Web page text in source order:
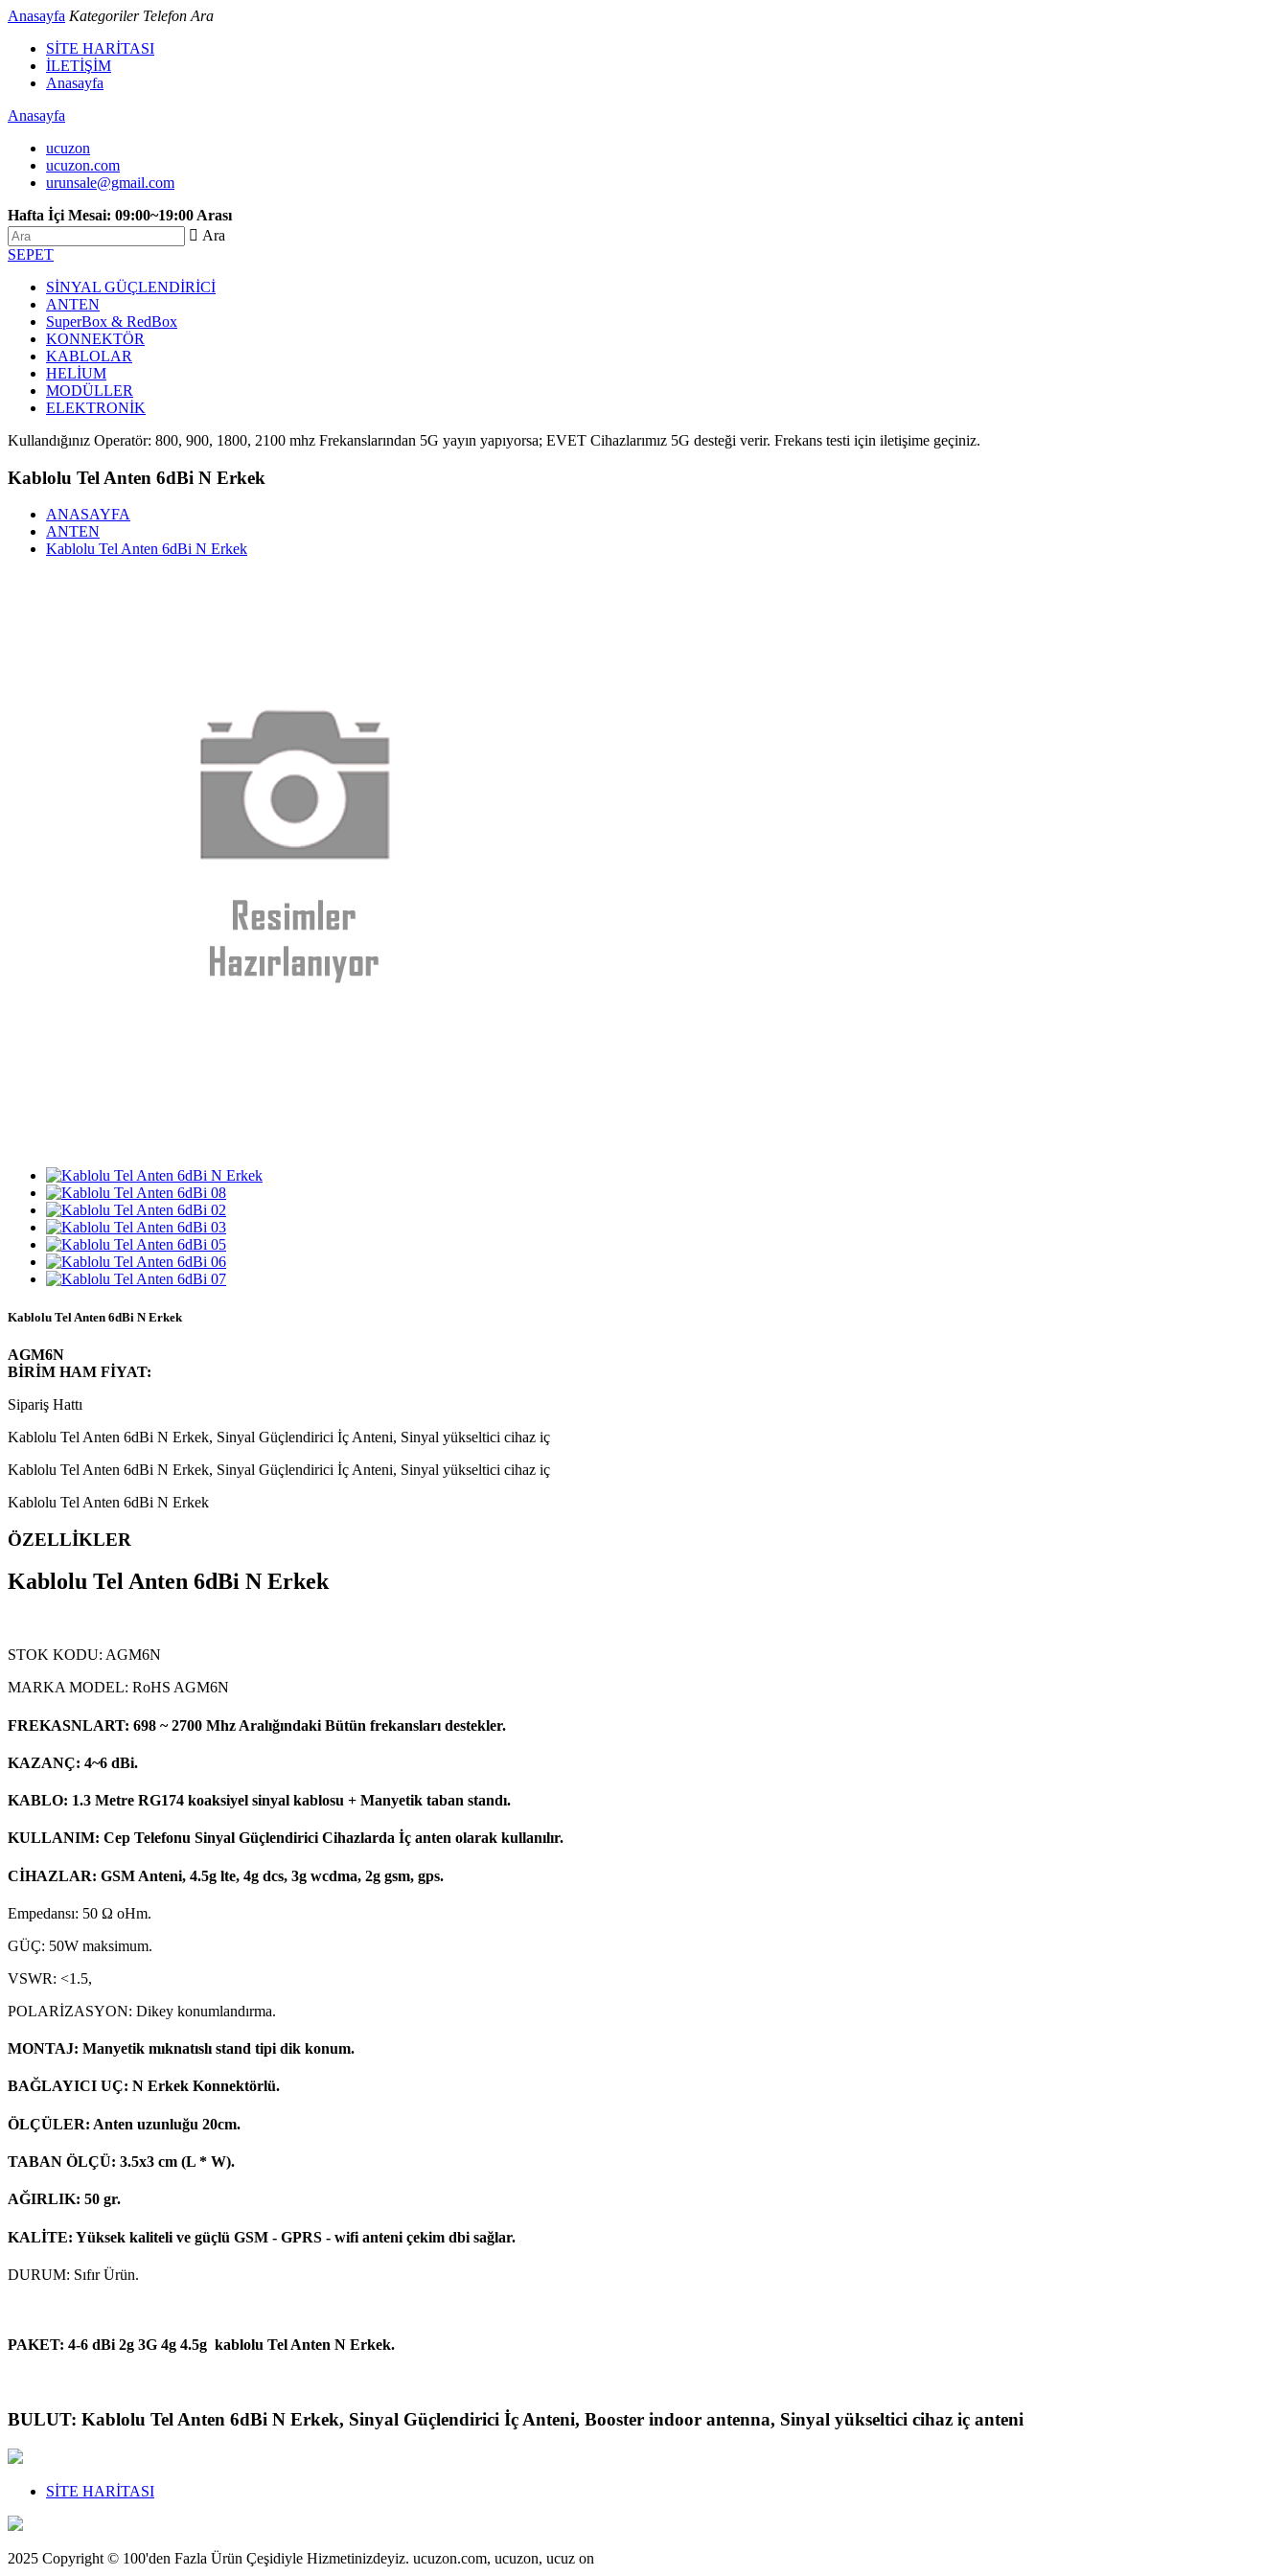
Anasayfa Kategoriler Telefon Ara
SİTE HARİTASI
İLETİŞİM
Anasayfa
Anasayfa
ucuzon
ucuzon.com
urunsale@gmail.com
Hafta İçi Mesai: 09:00~19:00 Arası
 Ara
SEPET
SİNYAL GÜÇLENDİRİCİ
ANTEN
SuperBox & RedBox
KONNEKTÖR
KABLOLAR
HELİUM
MODÜLLER
ELEKTRONİK
Kullandığınız Operatör: 800, 900, 1800, 2100 mhz Frekanslarından 5G yayın yapıyorsa; EVET Cihazlarımız 5G desteği verir. Frekans testi için iletişime geçiniz.
Kablolu Tel Anten 6dBi N Erkek
ANASAYFA
ANTEN
Kablolu Tel Anten 6dBi N Erkek
Kablolu Tel Anten 6dBi N Erkek
AGM6N
BİRİM HAM FİYAT:
Sipariş Hattı
Kablolu Tel Anten 6dBi N Erkek, Sinyal Güçlendirici İç Anteni, Sinyal yükseltici cihaz iç
Kablolu Tel Anten 6dBi N Erkek, Sinyal Güçlendirici İç Anteni, Sinyal yükseltici cihaz iç
Kablolu Tel Anten 6dBi N Erkek
ÖZELLİKLER
Kablolu Tel Anten 6dBi N Erkek
STOK KODU: AGM6N
MARKA MODEL: RoHS AGM6N
FREKASNLART: 698 ~ 2700 Mhz Aralığındaki Bütün frekansları destekler.
KAZANÇ: 4~6 dBi.
KABLO: 1.3 Metre RG174 koaksiyel sinyal kablosu + Manyetik taban standı.
KULLANIM: Cep Telefonu Sinyal Güçlendirici Cihazlarda İç anten olarak kullanılır.
CİHAZLAR: GSM Anteni, 4.5g lte, 4g dcs, 3g wcdma, 2g gsm, gps.
Empedansı: 50 Ω oHm.
GÜÇ: 50W maksimum.
VSWR: <1.5,
POLARİZASYON: Dikey konumlandırma.
MONTAJ: Manyetik mıknatıslı stand tipi dik konum.
BAĞLAYICI UÇ: N Erkek Konnektörlü.
ÖLÇÜLER: Anten uzunluğu 20cm.
TABAN ÖLÇÜ: 3.5x3 cm (L * W).
AĞIRLIK: 50 gr.
KALİTE: Yüksek kaliteli ve güçlü GSM - GPRS - wifi anteni çekim dbi sağlar.
DURUM: Sıfır Ürün.
PAKET: 4-6 dBi 2g 3G 4g 4.5g kablolu Tel Anten N Erkek.
BULUT: Kablolu Tel Anten 6dBi N Erkek, Sinyal Güçlendirici İç Anteni, Booster indoor antenna, Sinyal yükseltici cihaz iç anteni
SİTE HARİTASI
2025 Copyright © 100'den Fazla Ürün Çeşidiyle Hizmetinizdeyiz. ucuzon.com, ucuzon, ucuz on